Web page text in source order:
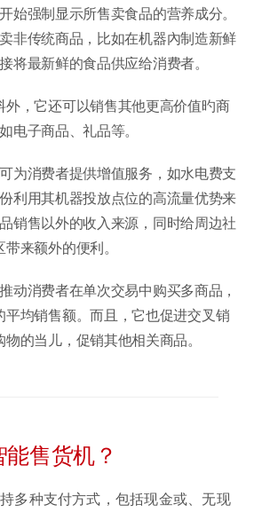
始强制显示所售卖食品的营养成分。
非传统商品，比如在机器內制造新鲜
将最新鲜的食品供应给消费者。
外，它还可以销售其他更高价值旳商
电子商品、礼品等。
为消费者提供增值服务，如水电费支
利用其机器投放点位的高流量优势来
销售以外的收入来源，同时给周边社
带来额外的便利。
动消费者在单次交易中购买多商品，
平均销售额。而且，它也促进交叉销
的当儿，促销其他相关商品。
售货机？
多种支付方式，包括现金或、无现